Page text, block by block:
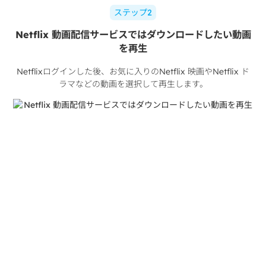
ステップ2
Netflix 動画配信サービスではダウンロードしたい動画
を再生
Netflixログインした後、お気に入りのNetflix 映画やNetflix ド
ラマなどの動画を選択して再生します。